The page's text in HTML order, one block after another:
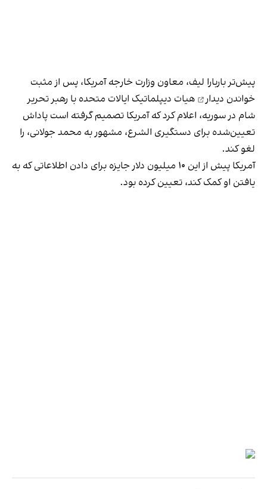
پیش‌تر باربارا لیف، معاون وزارت خارجه آمریکا، پس از مثبت
خواندن دیدار
هیات دیپلماتیک ایالات متحده با رهبر تحریر
شام در سوریه، اعلام کرد که آمریکا تصمیم گرفته است پاداش
تعیین‌شده برای دستگیری الشرع، مشهور به محمد جولانی، را
لغو کند.
آمریکا پیش از این ۱۰ میلیون دلار جایزه برای دادن اطلاعاتی که به
یافتن او کمک کند، تعیین کرده بود.